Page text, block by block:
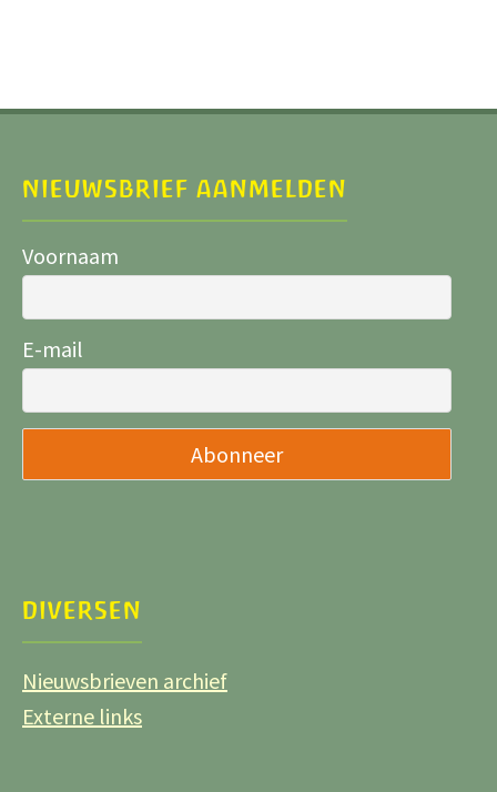
NIEUWSBRIEF AANMELDEN
Voornaam
E-mail
DIVERSEN
Nieuwsbrieven archief
Externe links